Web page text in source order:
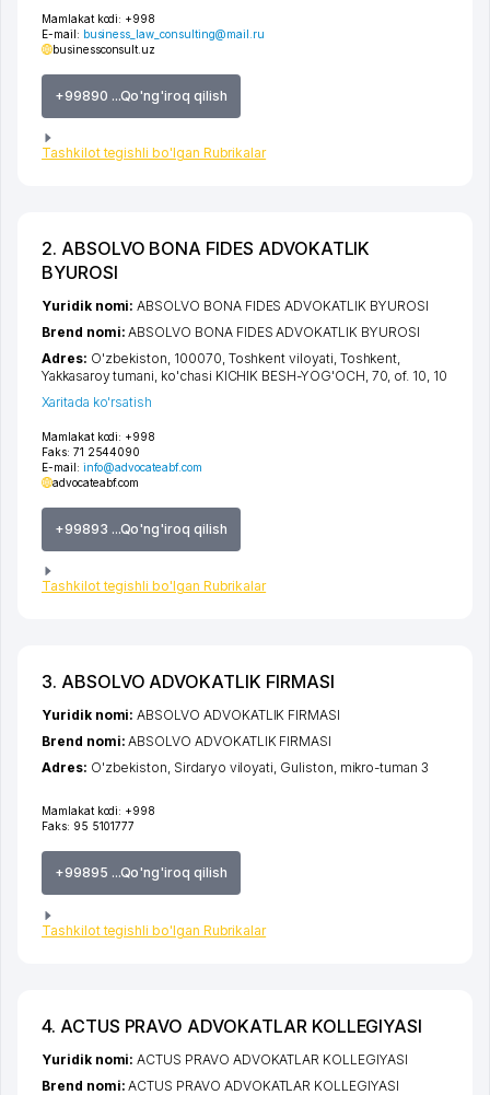
Mamlakat kodi: +998
E-mail: business_law_consulting@mail.ru
businessconsult.uz
+99890 ...Qo'ng'iroq qilish
Tashkilot tegishli bo'lgan Rubrikalar
2. ABSOLVO BONA FIDES ADVOKATLIK
BYUROSI
Mamlakat kodi: +998
Faks: 71 2544090
E-mail: info@advocateabf.com
advocateabf.com
+99893 ...Qo'ng'iroq qilish
Tashkilot tegishli bo'lgan Rubrikalar
Yuridik nomi:ABSOLVO BONA FIDES ADVOKATLIK BYUROSI
Brend nomi:ABSOLVO BONA FIDES ADVOKATLIK BYUROSI
Adres: O'zbekiston, 100070, Toshkent viloyati, Toshkent,
Yakkasaroy tumani, ko'chasi KICHIK BESH-YOG'OCH, 70, of. 10, 10
Xaritada ko'rsatish
3. ABSOLVO ADVOKATLIK FIRMASI
Mamlakat kodi: +998
Faks: 95 5101777
+99895 ...Qo'ng'iroq qilish
Tashkilot tegishli bo'lgan Rubrikalar
Yuridik nomi:ABSOLVO ADVOKATLIK FIRMASI
Brend nomi:ABSOLVO ADVOKATLIK FIRMASI
Adres: O'zbekiston, Sirdaryo viloyati, Guliston, mikro-tuman 3
4. ACTUS PRAVO ADVOKATLAR KOLLEGIYASI
Yuridik nomi:ACTUS PRAVO ADVOKATLAR KOLLEGIYASI
Brend nomi:ACTUS PRAVO ADVOKATLAR KOLLEGIYASI